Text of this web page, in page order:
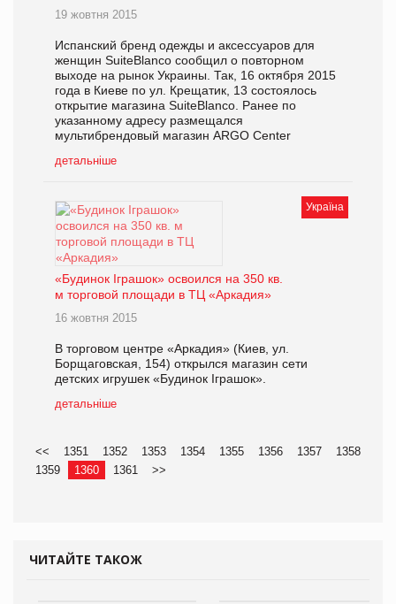
19 жовтня 2015
Испанский бренд одежды и аксессуаров для
женщин SuiteBlanco сообщил о повторном
выходе на рынок Украины. Так, 16 октября 2015
года в Киеве по ул. Крещатик, 13 состоялось
открытие магазина SuiteBlanco. Ранее по
указанному адресу размещался
мультибрендовый магазин ARGO Center
детальніше
Україна
«Будинок Іграшок» освоился на 350 кв.
м торговой площади в ТЦ «Аркадия»
16 жовтня 2015
В торговом центре «Аркадия» (Киев, ул.
Борщаговская, 154) открылся магазин сети
детских игрушек «Будинок Іграшок».
детальніше
<< 1351 1352 1353 1354 1355 1356 1357
1358
1359
1360 1361 >>
ЧИТАЙТЕ ТАКОЖ